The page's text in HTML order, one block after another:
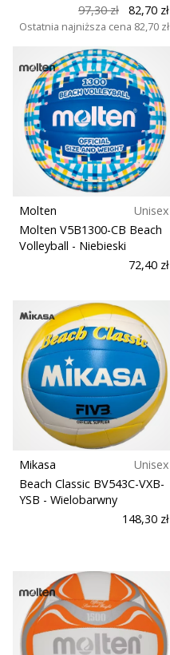
97,30 zł
82,70 zł
Ostatnia najniższa cena 82,70 zł
Molten
Unisex
Molten V5B1300-CB Beach
Volleyball - Niebieski
72,40 zł
Mikasa
Unisex
Beach Classic BV543C-VXB-
YSB - Wielobarwny
148,30 zł